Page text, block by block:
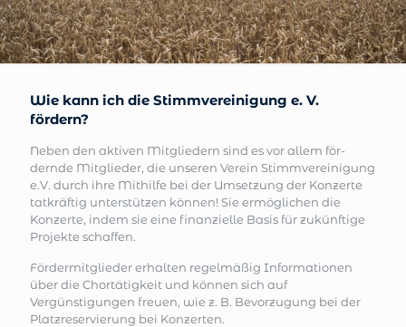
Wie kann ich die Stimmvereinigung e. V.
fördern?
Neben den aktiven Mitgliedern sind es vor allem för­
dernde Mitglieder, die unseren Verein Stimmvereini­gung
e.V. durch ihre Mithilfe bei der Umsetzung der Konzerte
tatkräftig unterstützen können! Sie ermögli­chen die
Konzerte, indem sie eine finanzielle Basis für zukünftige
Projekte schaffen.
Fördermitglieder erhal­ten regelmäßig Informationen
über die Chortätigkeit und können sich auf
Vergünstigungen freuen, wie z. B. Bevorzugung bei der
Platzreservierung bei Konzerten.